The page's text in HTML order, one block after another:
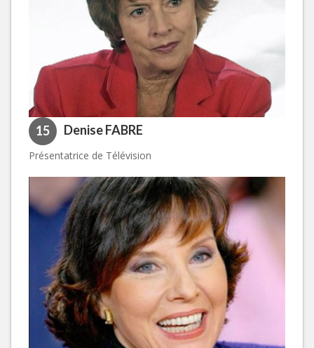
15 Denise FABRE
Présentatrice de Télévision